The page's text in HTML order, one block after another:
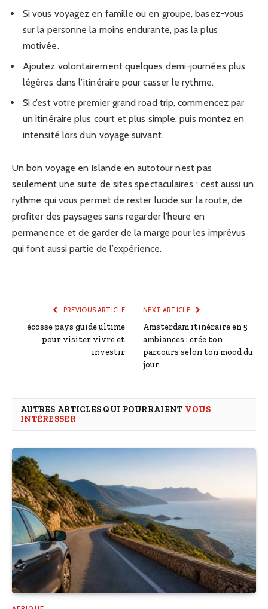
Si vous voyagez en famille ou en groupe, basez-vous
sur la personne la moins endurante, pas la plus
motivée.
Ajoutez volontairement quelques demi-journées plus
légères dans l’itinéraire pour casser le rythme.
Si c’est votre premier grand road trip, commencez par
un itinéraire plus court et plus simple, puis montez en
intensité lors d’un voyage suivant.
Un bon voyage en Islande en autotour n’est pas
seulement une suite de sites spectaculaires : c’est aussi un
rythme qui vous permet de rester lucide sur la route, de
profiter des paysages sans regarder l’heure en
permanence et de garder de la marge pour les imprévus
qui font aussi partie de l’expérience.
PREVIOUS ARTICLE
écosse pays guide ultime
pour visiter vivre et
investir
NEXT ARTICLE
Amsterdam itinéraire en 5
ambiances : crée ton
parcours selon ton mood du
jour
AUTRES ARTICLES QUI POURRAIENT VOUS
INTÉRESSER